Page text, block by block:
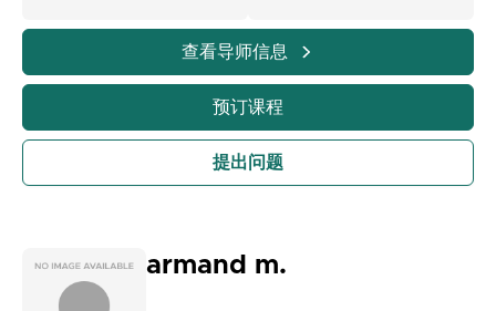
查看导师信息
预订课程
提出问题
armand m.